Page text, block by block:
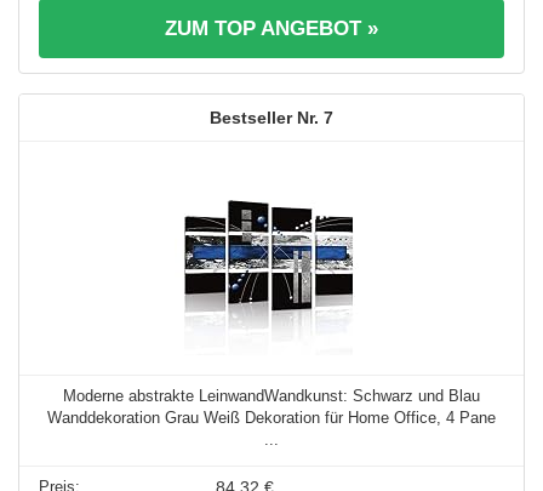
ZUM TOP ANGEBOT »
7
Moderne abstrakte LeinwandWandkunst: Schwarz und Blau
Wanddekoration Grau Weiß Dekoration für Home Office, 4 Pane
...